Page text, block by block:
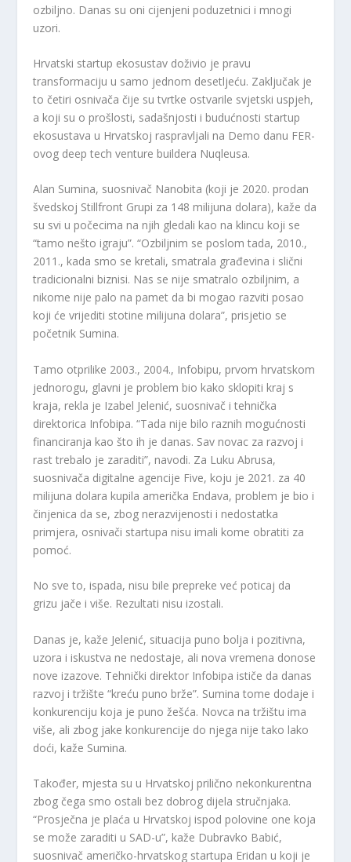
ozbiljno. Danas su oni cijenjeni poduzetnici i mnogi
uzori.
Hrvatski startup ekosustav doživio je pravu
transformaciju u samo jednom desetljeću. Zaključak je
to četiri osnivača čije su tvrtke ostvarile svjetski uspjeh,
a koji su o prošlosti, sadašnjosti i budućnosti startup
ekosustava u Hrvatskoj raspravljali na Demo danu FER-
ovog deep tech venture buildera Nuqleusa.
Alan Sumina, suosnivač Nanobita (koji je 2020. prodan
švedskoj Stillfront Grupi za 148 milijuna dolara), kaže da
su svi u počecima na njih gledali kao na klincu koji se
“tamo nešto igraju”. “Ozbiljnim se poslom tada, 2010.,
2011., kada smo se kretali, smatrala građevina i slični
tradicionalni biznisi. Nas se nije smatralo ozbiljnim, a
nikome nije palo na pamet da bi mogao razviti posao
koji će vrijediti stotine milijuna dolara”, prisjetio se
početnik Sumina.
Tamo otprilike 2003., 2004., Infobipu, prvom hrvatskom
jednorogu, glavni je problem bio kako sklopiti kraj s
kraja, rekla je Izabel Jelenić, suosnivač i tehnička
direktorica Infobipa. “Tada nije bilo raznih mogućnosti
financiranja kao što ih je danas. Sav novac za razvoj i
rast trebalo je zaraditi”, navodi. Za Luku Abrusa,
suosnivača digitalne agencije Five, koju je 2021. za 40
milijuna dolara kupila američka Endava, problem je bio i
činjenica da se, zbog nerazvijenosti i nedostatka
primjera, osnivači startupa nisu imali kome obratiti za
pomoć.
No sve to, ispada, nisu bile prepreke već poticaj da
grizu jače i više. Rezultati nisu izostali.
Danas je, kaže Jelenić, situacija puno bolja i pozitivna,
uzora i iskustva ne nedostaje, ali nova vremena donose
nove izazove. Tehnički direktor Infobipa ističe da danas
razvoj i tržište “kreću puno brže”. Sumina tome dodaje i
konkurenciju koja je puno žešća. Novca na tržištu ima
više, ali zbog jake konkurencije do njega nije tako lako
doći, kaže Sumina.
Također, mjesta su u Hrvatskoj prilično nekonkurentna
zbog čega smo ostali bez dobrog dijela stručnjaka.
“Prosječna je plaća u Hrvatskoj ispod polovine one koja
se može zaraditi u SAD-u”, kaže Dubravko Babić,
suosnivač američko-hrvatskog startupa Eridan u koji je